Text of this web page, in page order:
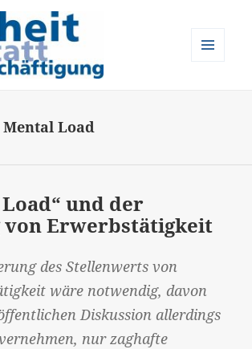
Mental Load
und der
von Erwerbstätigkeit
des Stellenwerts von
wäre notwendig, davon
Diskussion allerdings
nur zaghafte